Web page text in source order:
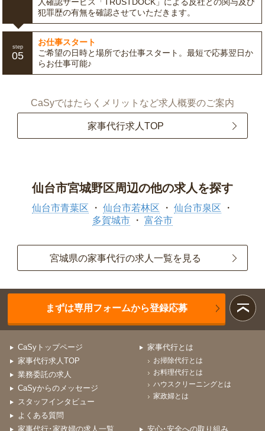
犯罪歴の有無を確認させていただきます。
step
05
お仕事スタート
ご希望の日時と場所でお仕事スタート。最短で応募翌日か
らお仕事可能♪
CaSyではたらくメリットなど求人概要のご案内
家事代行求人TOP
仙台市宮城野区周辺の他の求人を探す
仙台市青葉区 仙台市若林区
仙台市泉区
多賀城市
富谷市
宮城県の家事代行の求人一覧を見る
まずは専用フォームから登録応募
CaSyトップページ
家事代行求人TOP
業務委託の求人
CaSyからのメッセージ
スタッフインタビュー
よくある質問
家事代行とは
お掃除代行とは
お料理代行とは
ハウスクリーニングとは
家政婦とは
家事代行･家政婦の求人一覧 安心･安全への取り組み